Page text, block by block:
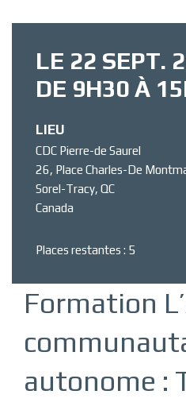
LE 22 SEPT.
DE 9H30 À
LIEU
CDC Pierre-de Saurel
26, Place Charles-De
Sorel-Tracy, QC
Canada
Places restantes : 5
Formation
autonome :